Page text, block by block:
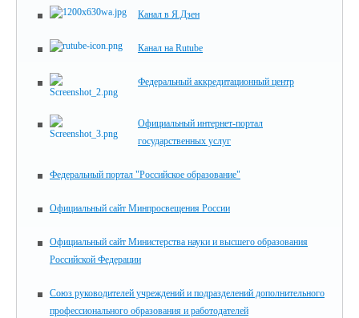
Канал в Я.Дзен
Канал на Rutube
Федеральный аккредитационный центр
Официальный интернет-портал
государственных услуг
Федеральный портал "Российское образование"
Официальный сайт Минпросвещения России
Официальный сайт Министерства науки и высшего образования
Российской Федерации
Союз руководителей учреждений и подразделений дополнительного
профессионального образования и работодателей